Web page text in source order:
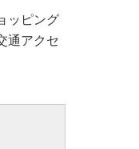
ッピング
通アクセ